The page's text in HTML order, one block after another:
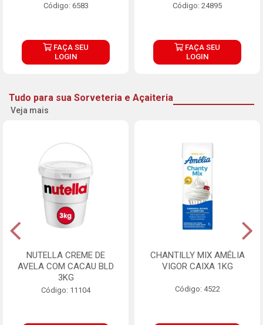
Código: 6583
FAÇA SEU
LOGIN
Código: 24895
FAÇA SEU
LOGIN
Tudo para sua Sorveteria e Açaiteria
Veja mais
NUTELLA CREME DE
AVELA COM CACAU BLD
3KG
Código: 11104
CHANTILLY MIX AMÉLIA
VIGOR CAIXA 1KG
Código: 4522